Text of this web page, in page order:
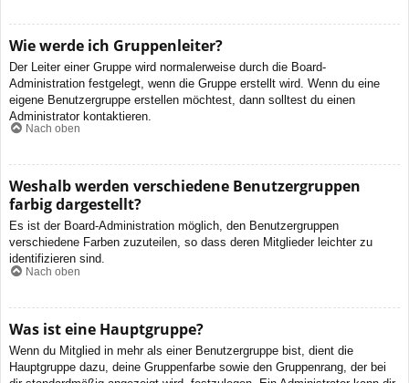
Wie werde ich Gruppenleiter?
Der Leiter einer Gruppe wird normalerweise durch die Board-
Administration festgelegt, wenn die Gruppe erstellt wird. Wenn du eine
eigene Benutzergruppe erstellen möchtest, dann solltest du einen
Administrator kontaktieren.
Nach oben
Weshalb werden verschiedene Benutzergruppen
farbig dargestellt?
Es ist der Board-Administration möglich, den Benutzergruppen
verschiedene Farben zuzuteilen, so dass deren Mitglieder leichter zu
identifizieren sind.
Nach oben
Was ist eine Hauptgruppe?
Wenn du Mitglied in mehr als einer Benutzergruppe bist, dient die
Hauptgruppe dazu, deine Gruppenfarbe sowie den Gruppenrang, der bei